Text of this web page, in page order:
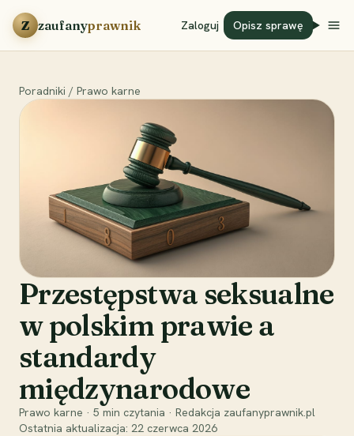
Przejdź do treści
Z zaufanyprawnik Zaloguj Opisz sprawę
Poradniki / Prawo karne
Przestępstwa seksualne
w polskim prawie a
standardy
międzynarodowe
Prawo karne · 5 min czytania · Redakcja zaufanyprawnik.pl
Ostatnia aktualizacja: 22 czerwca 2026